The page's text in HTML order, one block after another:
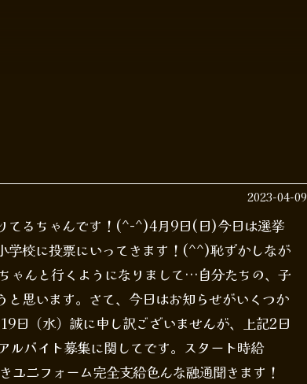
2023-04-09
てるちゃんです！(^-^)4月9日(日)今日は選挙
校に投票にいってきます！(^^)恥ずかしなが
ゃんと行くようになりまして…自分たちの、子
と思います。さて、今日はお知らせがいくつか
日（水）誠に申し訳ございませんが、上記2日
バイト募集に関してです。スタート時給
ニフォーム完全支給色んな融通聞きます！